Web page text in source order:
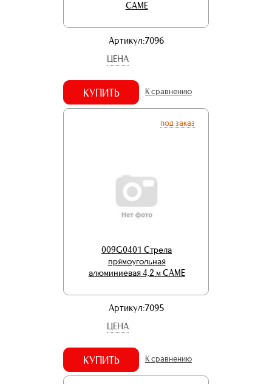
CAME
Артикул:7096
ЦЕНА
КУПИТЬ К сравнению
под заказ
009G0401 Стрела
прямоугольная
алюминиевая 4,2 м CAME
Артикул:7095
ЦЕНА
КУПИТЬ К сравнению